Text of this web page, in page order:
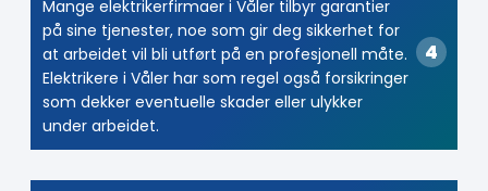
Mange elektrikerfirmaer i Våler tilbyr garantier
på sine tjenester, noe som gir deg sikkerhet for
at arbeidet vil bli utført på en profesjonell måte.
Elektrikere i Våler har som regel også forsikringer
som dekker eventuelle skader eller ulykker
under arbeidet.